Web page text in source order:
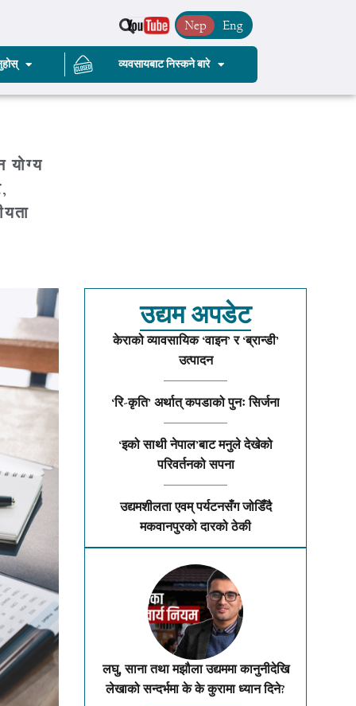
Nep Eng
व्यवसायबाट निस्कने बारे
योग्य
उद्यम अपडेट
केराको व्यावसायिक ‘वाइन’ र ‘ब्रान्डी’
उत्पादन
‘रि-कृति’ अर्थात् कपडाको पुनः सिर्जना
‘इको साथी नेपाल’बाट मनुले देखेको
परिवर्तनको सपना
उद्यमशीलता एवम् पर्यटनसँग जोडिँदै
मकवानपुरको दारको ठेकी
लघु, साना तथा मझौला उद्यममा कानुनीदेखि
लेखाको सन्दर्भमा के के कुरामा ध्यान दिने?